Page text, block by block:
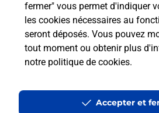
fermer" vous permet d'indiquer
les cookies nécessaires au
seront déposés. Vous pouvez
tout moment ou obtenir plus
notre politique de cookies.
Accepter et
Localiser Liste Boîtes aux lettres
Accessibilité : partiellement conforme